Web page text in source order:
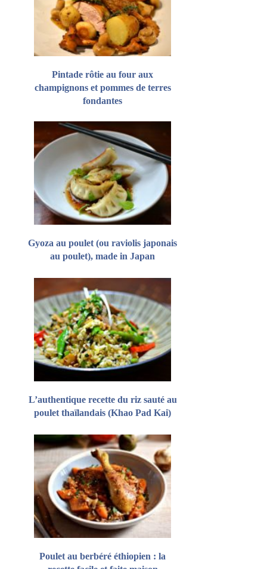
Pintade rôtie au four aux
champignons et pommes de terres
fondantes
Gyoza au poulet (ou raviolis japonais
au poulet), made in Japan
L’authentique recette du riz sauté au
poulet thaïlandais (Khao Pad Kai)
Poulet au berbéré éthiopien : la